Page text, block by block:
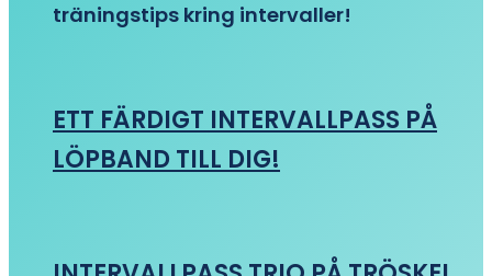
träningstips kring intervaller!
ETT FÄRDIGT INTERVALLPASS PÅ
LÖPBAND TILL DIG!